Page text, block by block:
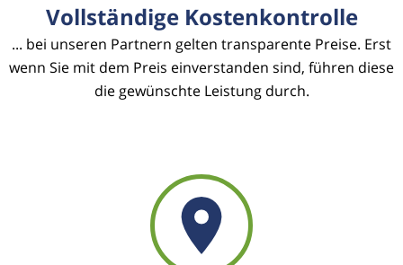
Vollständige Kostenkontrolle
... bei unseren Partnern gelten transparente Preise. Erst
wenn Sie mit dem Preis einverstanden sind, führen diese
die gewünschte Leistung durch.